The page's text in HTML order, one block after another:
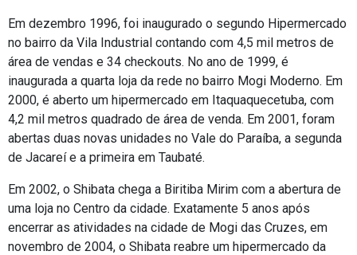
Em dezembro 1996, foi inaugurado o segundo Hipermercado
no bairro da Vila Industrial contando com 4,5 mil metros de
área de vendas e 34 checkouts. No ano de 1999, é
inaugurada a quarta loja da rede no bairro Mogi Moderno. Em
2000, é aberto um hipermercado em Itaquaquecetuba, com
4,2 mil metros quadrado de área de venda. Em 2001, foram
abertas duas novas unidades no Vale do Paraíba, a segunda
de Jacareí e a primeira em Taubaté.
Em 2002, o Shibata chega a Biritiba Mirim com a abertura de
uma loja no Centro da cidade. Exatamente 5 anos após
encerrar as atividades na cidade de Mogi das Cruzes, em
novembro de 2004, o Shibata reabre um hipermercado da